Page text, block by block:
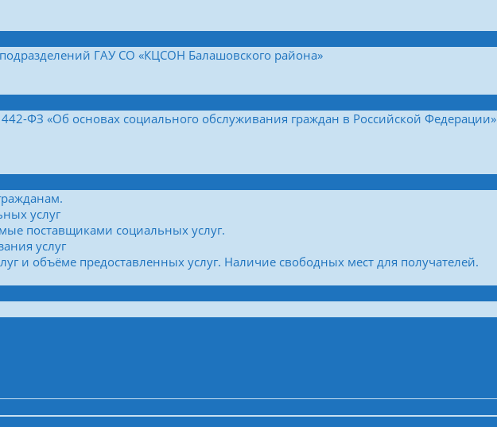
ГАУ СО «КЦСОН Балашовского района»
ФЗ «Об основах социального обслуживания граждан в Российской Федерации»
услуг
поставщиками социальных услуг.
услуг
и объёме предоставленных услуг. Наличие свободных мест для получателей.